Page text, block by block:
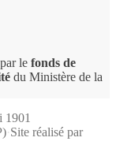
le fonds de
du Ministère de la
1901
·Site réalisé par